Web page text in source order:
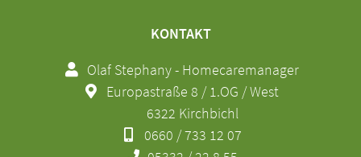
KONTAKT
Olaf Stephany - Homecaremanager
Europastraße 8 / 1.OG / West
6322 Kirchbichl
0660 / 733 12 07